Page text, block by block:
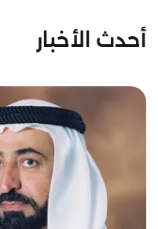
أحدث الأخبار